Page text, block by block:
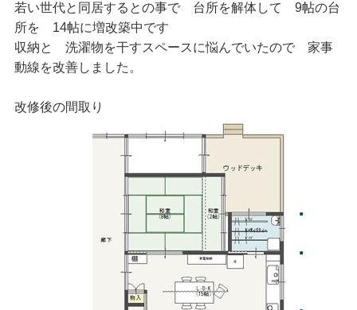
若い世代と同居するとの事で 台所を解体して 9帖の台
所を 14帖に増改築中です
収納と 洗濯物を干すスペースに悩んでいたので 家事
動線を改善しました。
改修後の間取り